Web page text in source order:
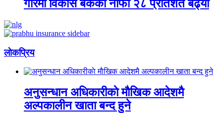
गरिमा विकास बैंकको नाफा २८ प्रतिशत बढ्यो
लाेकप्रिय
अनुसन्धान अधिकारीकाे माैखिक आदेशमै
अल्पकालीन खाता बन्द हुने